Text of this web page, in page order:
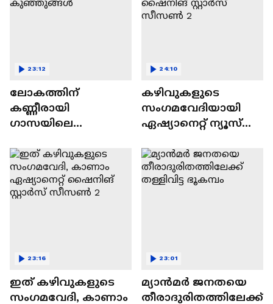
ലോകത്തിന്
കണ്ണീരായി
ഗാസയിലെ
കുഞ്ഞുങ്ങൾ
23:12
കഴിവുകളുടെ
സംഗമവേദിയായി
ഏഷ്യാനെറ്റ് ന്യൂസ്
സീസൺ 2
24:10
ഇത് കഴിവുകളുടെ
സംഗമവേദി, കാണാം
23:16
മ്യാൻമർ ജനതയെ
തീരാദുരിതത്തിലേക്ക്
23:01